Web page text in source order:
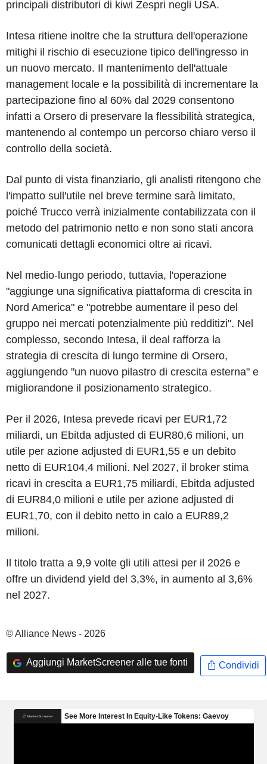
principali distributori di kiwi Zespri negli USA.
Intesa ritiene inoltre che la struttura dell'operazione
mitighi il rischio di esecuzione tipico dell'ingresso in
un nuovo mercato. Il mantenimento dell'attuale
management locale e la possibilità di incrementare la
partecipazione fino al 60% dal 2029 consentono
infatti a Orsero di preservare la flessibilità strategica,
mantenendo al contempo un percorso chiaro verso il
controllo della società.
Dal punto di vista finanziario, gli analisti ritengono che
l'impatto sull'utile nel breve termine sarà limitato,
poiché Trucco verrà inizialmente contabilizzata con il
metodo del patrimonio netto e non sono stati ancora
comunicati dettagli economici oltre ai ricavi.
Nel medio-lungo periodo, tuttavia, l'operazione
"aggiunge una significativa piattaforma di crescita in
Nord America" e "potrebbe aumentare il peso del
gruppo nei mercati potenzialmente più redditizi". Nel
complesso, secondo Intesa, il deal rafforza la
strategia di crescita di lungo termine di Orsero,
aggiungendo "un nuovo pilastro di crescita esterna" e
migliorandone il posizionamento strategico.
Per il 2026, Intesa prevede ricavi per EUR1,72
miliardi, un Ebitda adjusted di EUR80,6 milioni, un
utile per azione adjusted di EUR1,55 e un debito
netto di EUR104,4 milioni. Nel 2027, il broker stima
ricavi in crescita a EUR1,75 miliardi, Ebitda adjusted
di EUR84,0 milioni e utile per azione adjusted di
EUR1,70, con il debito netto in calo a EUR89,2
milioni.
Il titolo tratta a 9,9 volte gli utili attesi per il 2026 e
offre un dividend yield del 3,3%, in aumento al 3,6%
nel 2027.
© Alliance News - 2026
Aggiungi MarketScreener alle tue fonti Condividi